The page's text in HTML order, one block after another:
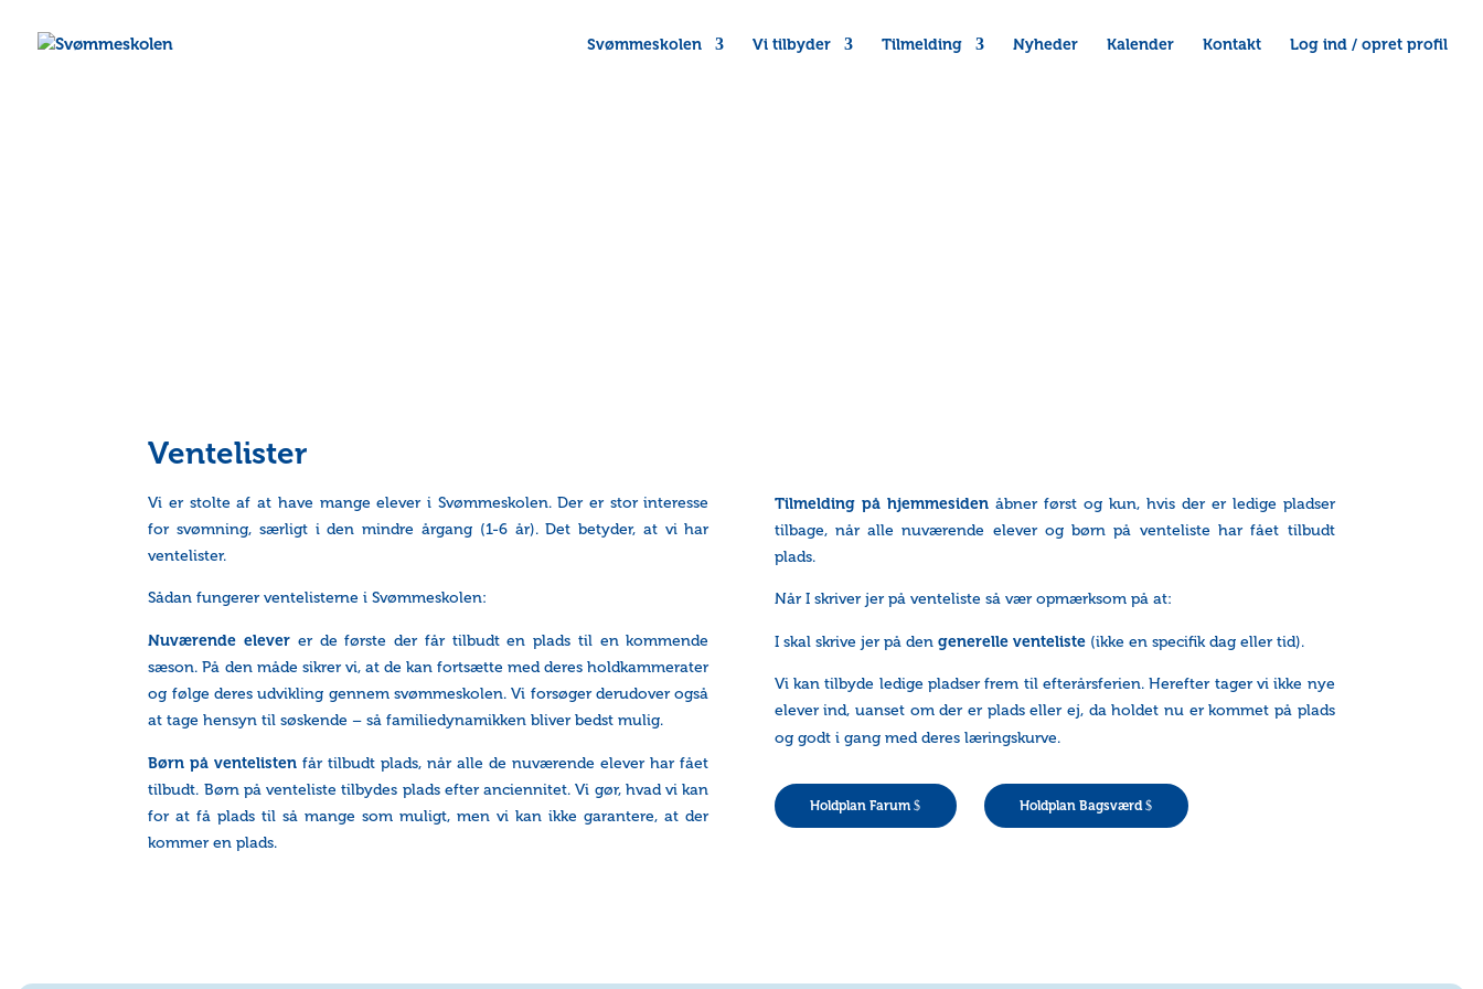
Svømmeskolen Vi tilbyder Tilmelding Nyheder Kalender Kontakt Log ind / opret profil
Ventelister
Vi er stolte af at have mange elever i Svømmeskolen. Der er stor interesse
for svømning, særligt i den mindre årgang (1-6 år). Det betyder, at vi har
ventelister.
Sådan fungerer ventelisterne i Svømmeskolen:
Nuværende elever er de første der får tilbudt en plads til en kommende
sæson. På den måde sikrer vi, at de kan fortsætte med deres holdkammerater
og følge deres udvikling gennem svømmeskolen. Vi forsøger derudover også
at tage hensyn til søskende – så familiedynamikken bliver bedst mulig.
Børn på ventelisten får tilbudt plads, når alle de nuværende elever har fået
tilbudt. Børn på venteliste tilbydes plads efter anciennitet. Vi gør, hvad vi kan
for at få plads til så mange som muligt, men vi kan ikke garantere, at der
kommer en plads.
Tilmelding på hjemmesidenåbner først og kun, hvis der er ledige pladser
tilbage, når alle nuværende elever og børn på venteliste har fået tilbudt
plads.
Når I skriver jer på venteliste så vær opmærksom på at:
I skal skrive jer på den generelle venteliste (ikke en specifik dag eller tid).
Vi kan tilbyde ledige pladser frem til efterårsferien. Herefter tager vi ikke nye
elever ind, uanset om der er plads eller ej, da holdet nu er kommet på plads
og godt i gang med deres læringskurve.
Holdplan Farum Holdplan Bagsværd